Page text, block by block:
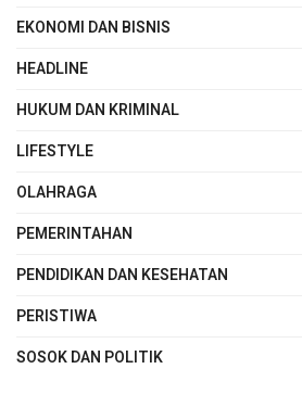
EKONOMI DAN BISNIS
HEADLINE
HUKUM DAN KRIMINAL
LIFESTYLE
OLAHRAGA
PEMERINTAHAN
PENDIDIKAN DAN KESEHATAN
PERISTIWA
SOSOK DAN POLITIK